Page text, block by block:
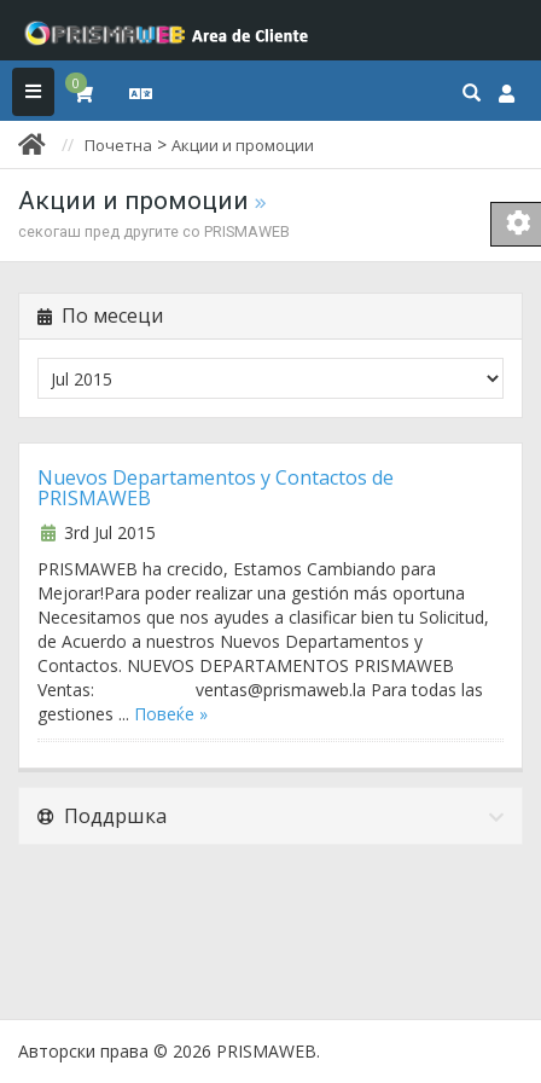
0
Почетна > Акции и промоции
Акции и промоции
секогаш пред другите со PRISMAWEB
По месеци
Nuevos Departamentos y Contactos de
PRISMAWEB
3rd Jul 2015
PRISMAWEB ha crecido, Estamos Cambiando para
Mejorar!Para poder realizar una gestión más oportuna
Necesitamos que nos ayudes a clasificar bien tu Solicitud,
de Acuerdo a nuestros Nuevos Departamentos y
Contactos. NUEVOS DEPARTAMENTOS PRISMAWEB
Ventas: ventas@prismaweb.la Para todas las
gestiones ... Повеќе »
Поддршка
Aвторски права © 2026 PRISMAWEB.